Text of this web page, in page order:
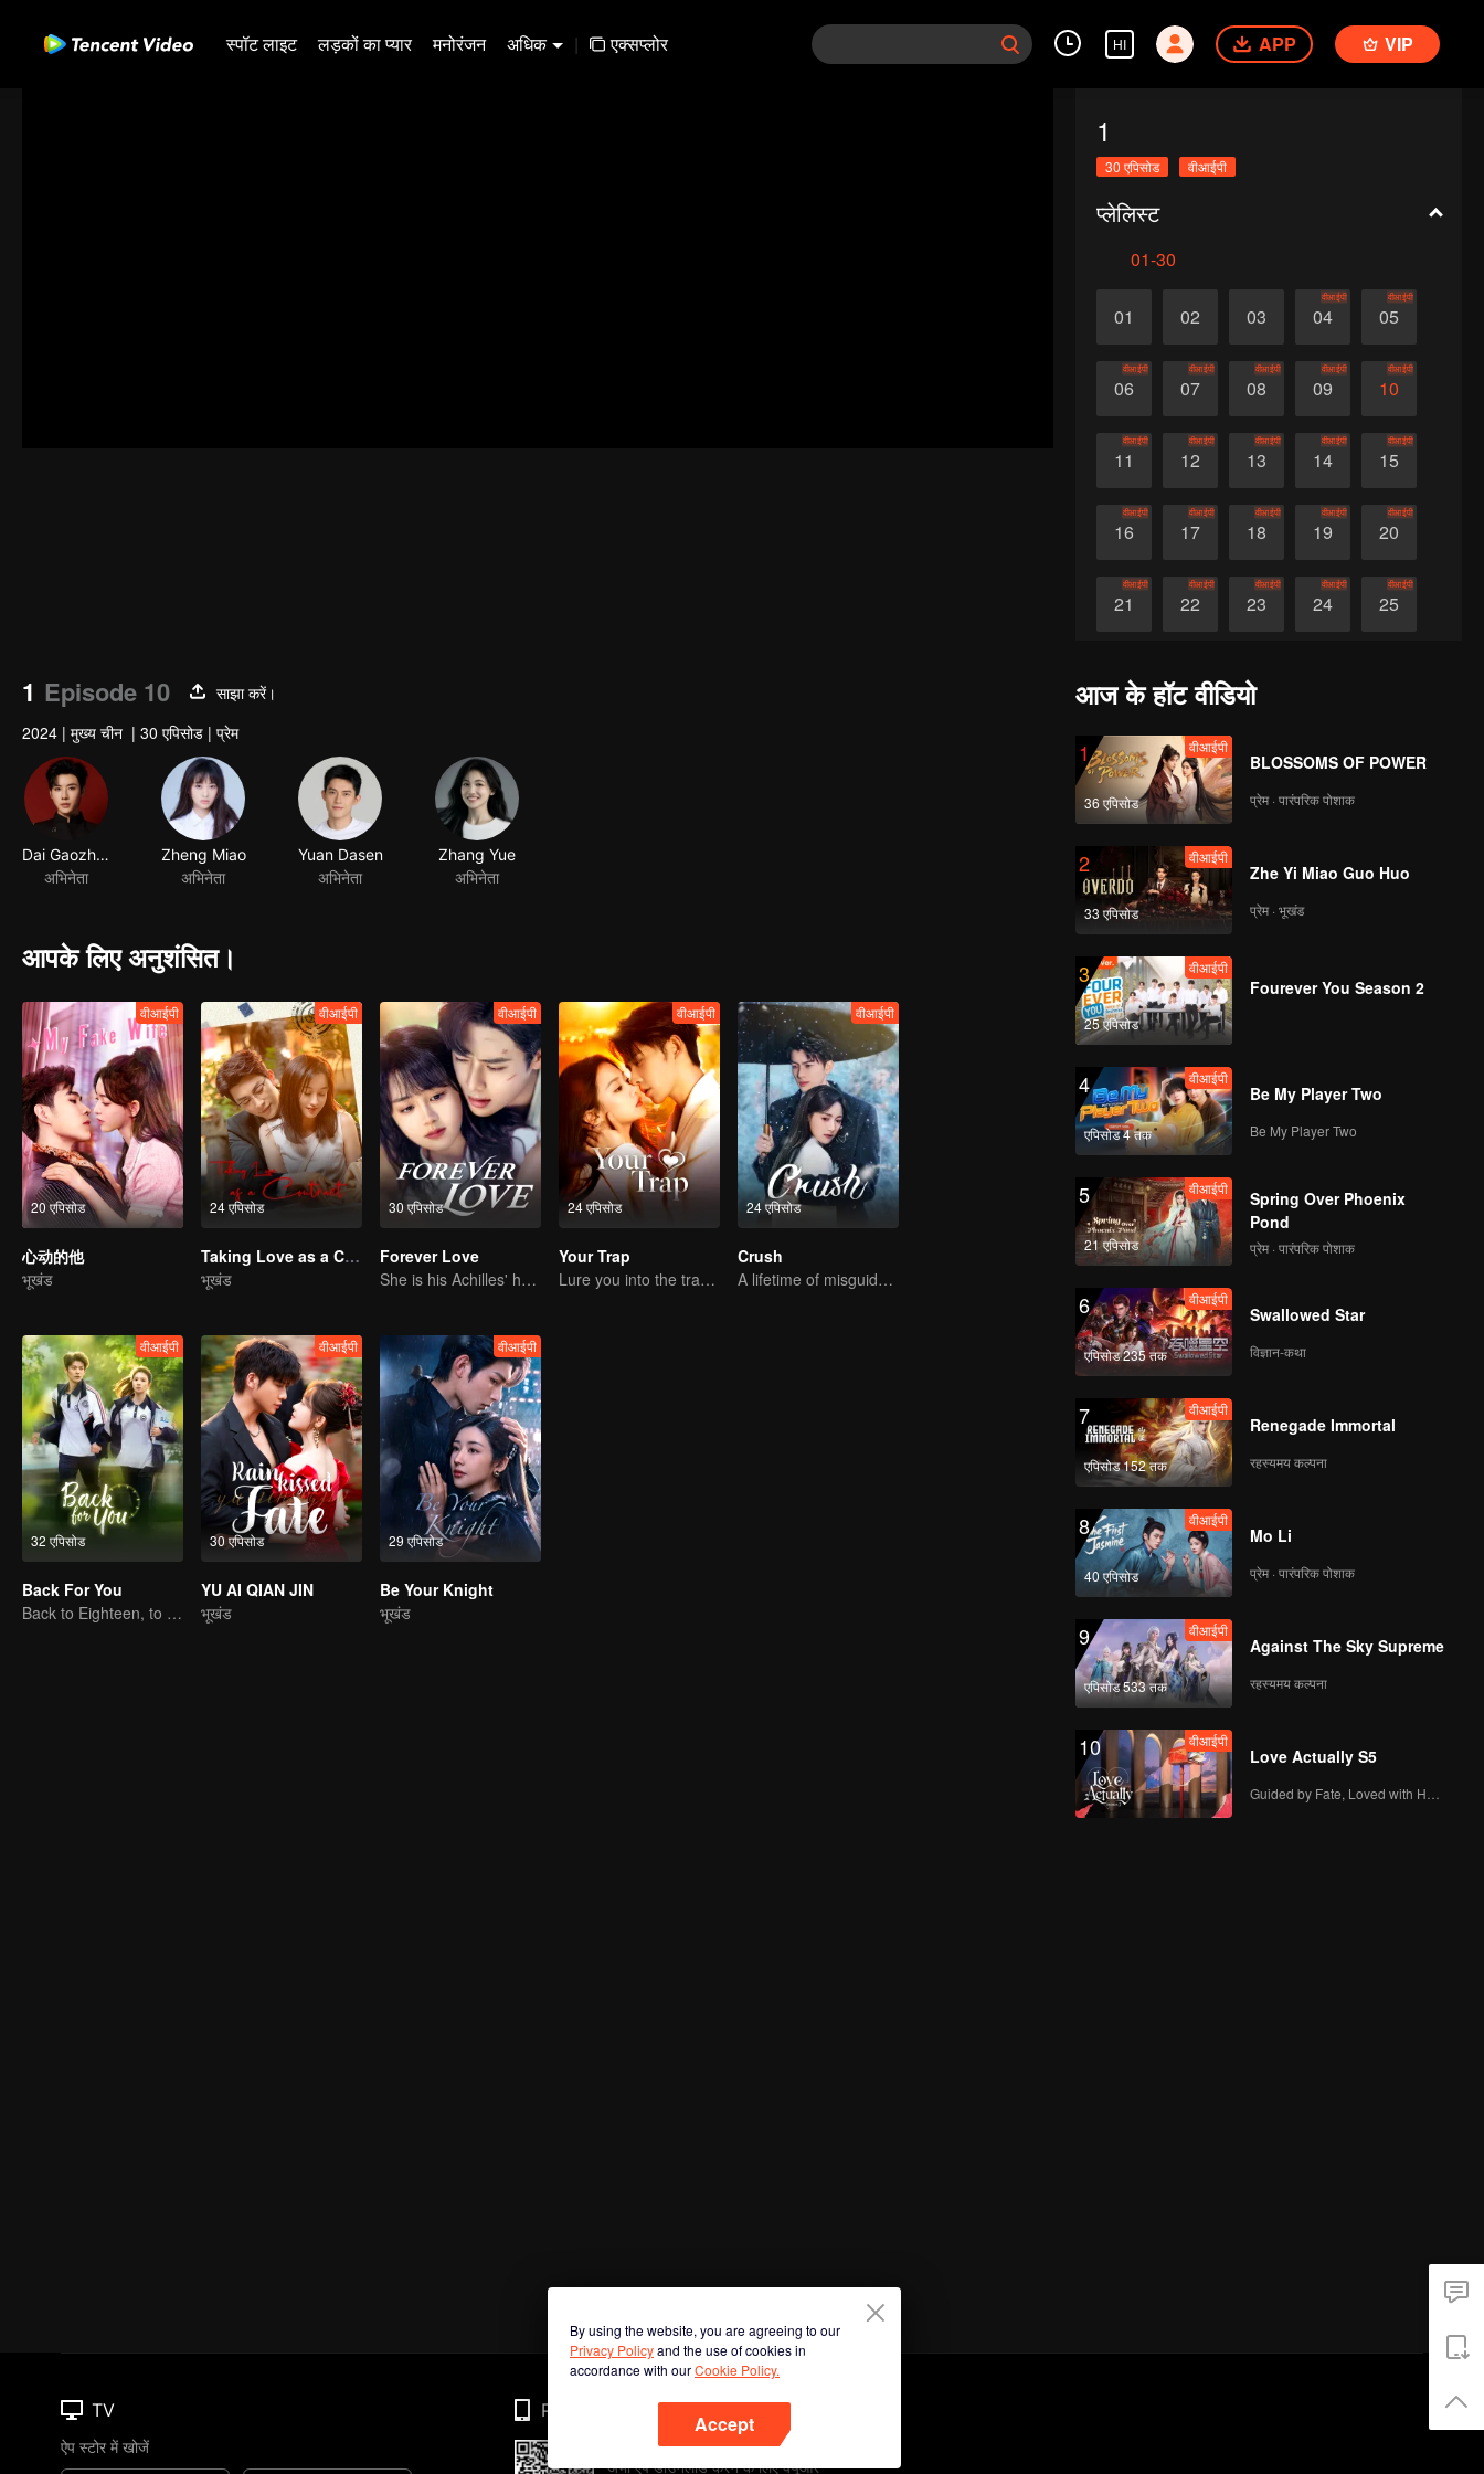
स्पॉट लाइट लड़कों का प्यार मनोरंजन अधिक | एक्सप्लोर HI APP VIP
1
30 एपिसोड वीआईपी
प्लेलिस्ट
01-30
01 02 03 04
वीआईपी
05
वीआईपी
06
वीआईपी
07
वीआईपी
08
वीआईपी
09
वीआईपी
10
वीआईपी
11
वीआईपी
12
वीआईपी
13
वीआईपी
14
वीआईपी
15
वीआईपी
16
वीआईपी
17
वीआईपी
18
वीआईपी
19
वीआईपी
20
वीआईपी
21
वीआईपी
22
वीआईपी
23
वीआईपी
24
वीआईपी
25
वीआईपी
26 28
1 Episode 10
साझा करें।
2024 | मुख्य चीन | 30 एपिसोड | प्रेम
Dai Gaozheng
अभिनेता
Zheng Miao
अभिनेता
Yuan Dasen
अभिनेता
Zhang Yue
अभिनेता
आपके लिए अनुशंसित।
20 एपिसोड
वीआईपी
心动的他
भूखंड
24 एपिसोड
वीआईपी
Taking Love as a Contract
भूखंड
30 एपिसोड
वीआईपी
Forever Love
She is his Achilles' heel and his armor
24 एपिसोड
वीआईपी
Your Trap
Lure you into the trap with love as bait
24 एपिसोड
वीआईपी
Crush
A lifetime of misguided love entangled by fate
32 एपिसोड
वीआईपी
Back For You
Back to Eighteen, to Save His White Moonlight
30 एपिसोड
वीआईपी
YU AI QIAN JIN
भूखंड
29 एपिसोड
वीआईपी
Be Your Knight
भूखंड
आज के हॉट वीडियो
1
36 एपिसोड
वीआईपी
BLOSSOMS OF POWER
प्रेम · पारंपरिक पोशाक
2
33 एपिसोड
वीआईपी
Zhe Yi Miao Guo Huo
प्रेम · भूखंड
3
25 एपिसोड
वीआईपी
Fourever You Season 2
4
एपिसोड 4 तक
वीआईपी
Be My Player Two
Be My Player Two
5
21 एपिसोड
वीआईपी
Spring Over Phoenix
Pond
प्रेम · पारंपरिक पोशाक
6
एपिसोड 235 तक
वीआईपी
Swallowed Star
विज्ञान-कथा
7
एपिसोड 152 तक
वीआईपी
Renegade Immortal
रहस्यमय कल्पना
8
40 एपिसोड
वीआईपी
Mo Li
प्रेम · पारंपरिक पोशाक
9
एपिसोड 533 तक
वीआईपी
Against The Sky Supreme
रहस्यमय कल्पना
10 वीआईपी
Love Actually S5
By using the website, you are agreeing to our
Privacy Policyand the use of cookies in
accordance with ourCookie Policy.
Accept
TV
ऐप स्टोर में खोजें
Phone
अभी ऐप डाउनलोड करने के लिए क्यूआर